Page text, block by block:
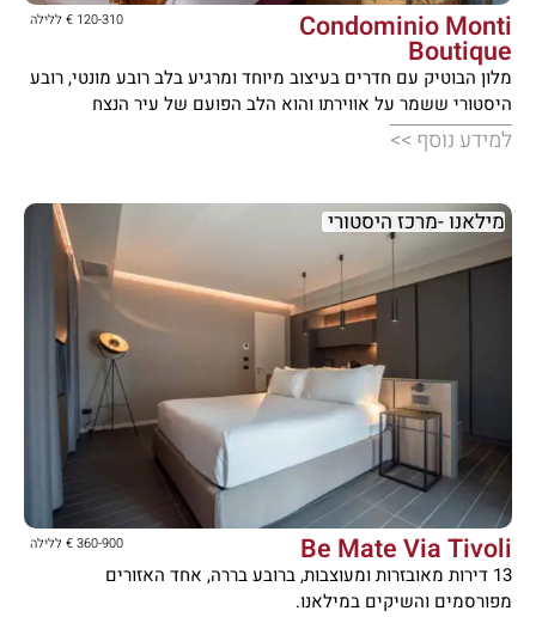
Condominio Monti
Boutique
120-310 € ללילה
מלון הבוטיק עם חדרים בעיצוב מיוחד ומרגיע בלב רובע מונטי, רובע
היסטורי ששמר על אווירתו והוא הלב הפועם של עיר הנצח
למידע נוסף >>





Be Mate Via Tivoli 360-900 € ללילה
13 דירות מאובזרות ומעוצבות, ברובע בררה, אחד האזורים
מפורסמים והשיקים במילאנו.
מילאנו -מרכז היסטורי